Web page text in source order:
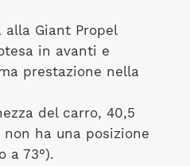
Giant Propel
in avanti e
prestazione nella
del carro, 40,5
ha una posizione
a 73°).